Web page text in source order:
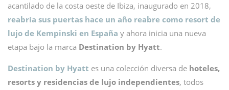
acantilado de la costa oeste de Ibiza, inaugurado en 2018,
reabría sus puertas hace un año reabre como resort de
lujo de Kempinski en España y ahora inicia una nueva
etapa bajo la marca Destination by Hyatt.
Destination by Hyatt es una colección diversa de hoteles,
resorts y residencias de lujo independientes, todos